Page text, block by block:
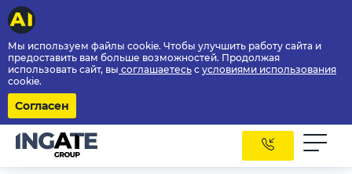
Мы используем файлы cookie. Чтобы улучшить работу сайта и
предоставить вам больше возможностей. Продолжая
использовать сайт, вы соглашаетесь с условиями использования
cookie.
Согласен